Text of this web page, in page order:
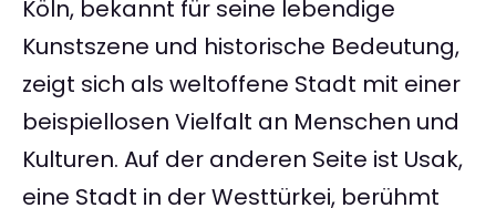
Köln, bekannt für seine lebendige
Kunstszene und historische Bedeutung,
zeigt sich als weltoffene Stadt mit einer
beispiellosen Vielfalt an Menschen und
Kulturen. Auf der anderen Seite ist Usak,
eine Stadt in der Westtürkei, berühmt